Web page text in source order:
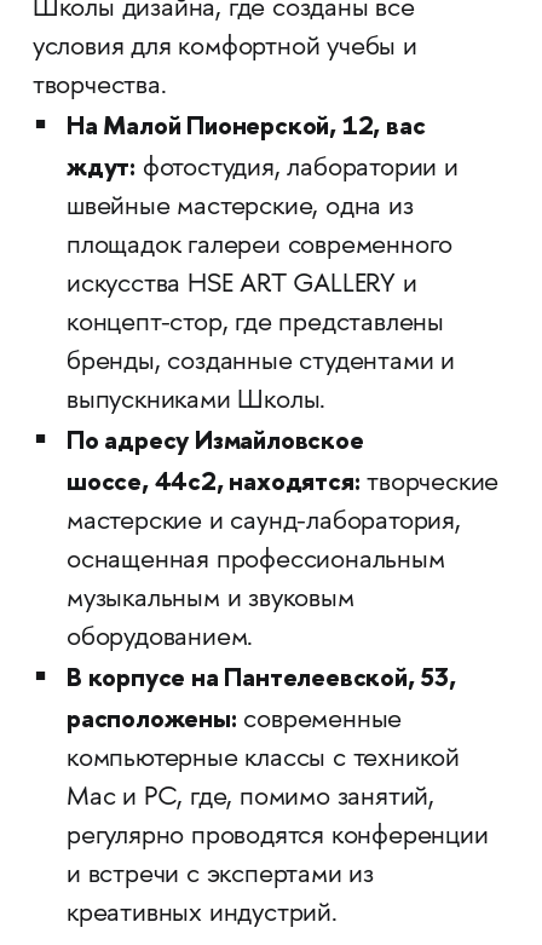
Школы дизайна, где созданы все
условия для комфортной учебы и
творчества.
На Малой Пионерской, 12, вас
ждут: фотостудия, лаборатории и
швейные мастерские, одна из
площадок галереи современного
искусства HSE ART GALLERY и
концепт-стор, где представлены
бренды, созданные студентами и
выпускниками Школы.
По адресу Измайловское
шоссе, 44с2, находятся: творческие
мастерские и саунд-лаборатория,
оснащенная профессиональным
музыкальным и звуковым
оборудованием.
В корпусе на Пантелеевской, 53,
расположены: современные
компьютерные классы с техникой
Mac и PC, где, помимо занятий,
регулярно проводятся конференции
и встречи с экспертами из
креативных индустрий.